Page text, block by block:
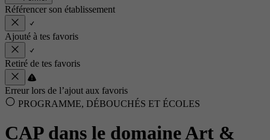
Référencer son établissement
Ajouté à tes favoris
Retiré de tes favoris
Erreur lors de l’ajout aux favoris
PROGRAMME, DÉBOUCHÉS ET ÉCOLES
CAP dans le domaine Art &